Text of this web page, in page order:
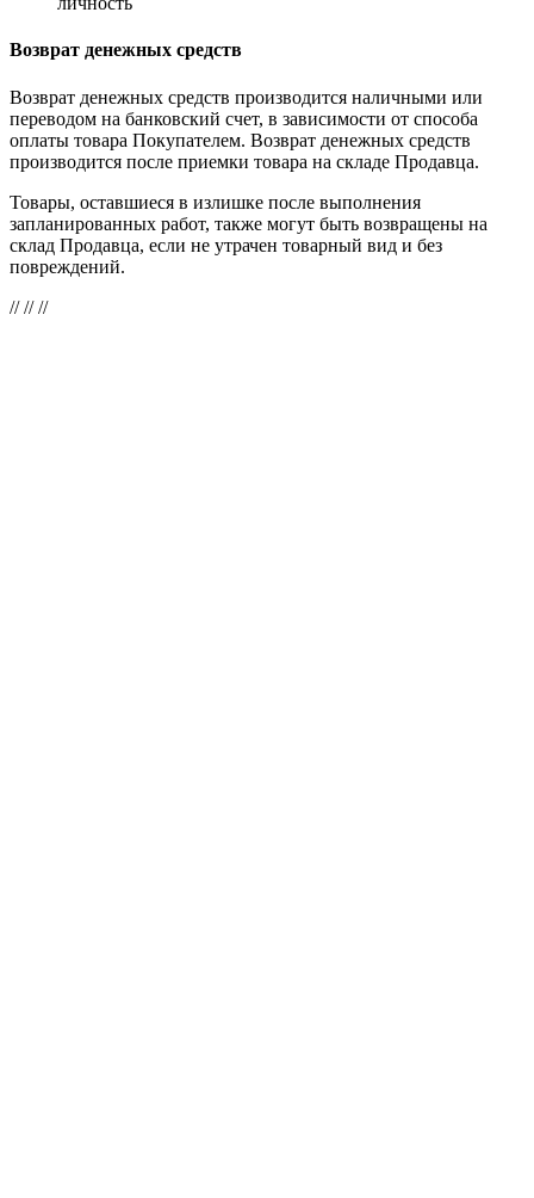
Возврат денежных средств
Возврат денежных средств производится наличными или
переводом на банковский счет, в зависимости от способа
оплаты товара Покупателем. Возврат денежных средств
производится после приемки товара на складе Продавца.
Товары, оставшиеся в излишке после выполнения
запланированных работ, также могут быть возвращены на
склад Продавца, если не утрачен товарный вид и без
повреждений.
//// //